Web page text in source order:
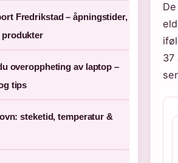
37
Fredrikstad – åpningstider,
produkter
overoppheting av laptop –
tips
steketid, temperatur &